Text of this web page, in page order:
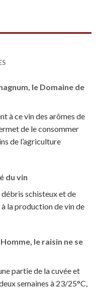
le Domaine de
à ce vin des arômes de
de le consommer
de l’agriculture
du vin
schisteux et de
la production de vin de
le raisin ne se
partie de la cuvée et
semaines à 23/25°C,